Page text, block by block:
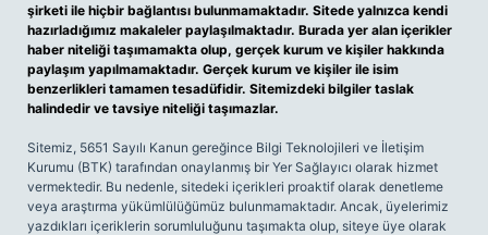
şirketi ile hiçbir bağlantısı bulunmamaktadır. Sitede yalnızca kendi
hazırladığımız makaleler paylaşılmaktadır. Burada yer alan içerikler
haber niteliği taşımamakta olup, gerçek kurum ve kişiler hakkında
paylaşım yapılmamaktadır. Gerçek kurum ve kişiler ile isim
benzerlikleri tamamen tesadüfidir. Sitemizdeki bilgiler taslak
halindedir ve tavsiye niteliği taşımazlar.
Sitemiz, 5651 Sayılı Kanun gereğince Bilgi Teknolojileri ve İletişim
Kurumu (BTK) tarafından onaylanmış bir Yer Sağlayıcı olarak hizmet
vermektedir. Bu nedenle, sitedeki içerikleri proaktif olarak denetleme
veya araştırma yükümlülüğümüz bulunmamaktadır. Ancak, üyelerimiz
yazdıkları içeriklerin sorumluluğunu taşımakta olup, siteye üye olarak